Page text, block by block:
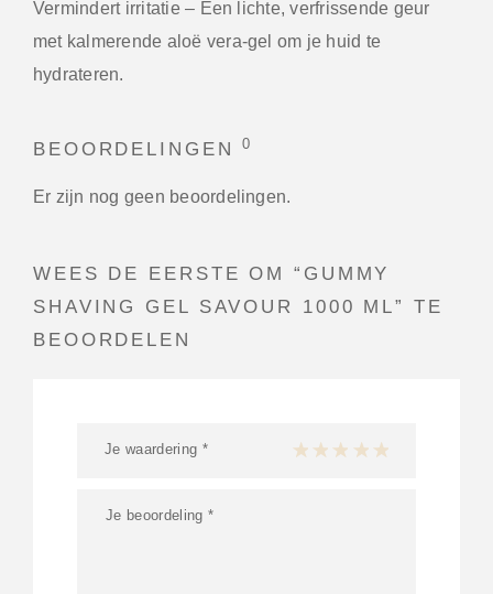
Vermindert irritatie – Een lichte, verfrissende geur
met kalmerende aloë vera-gel om je huid te
hydrateren.
BEOORDELINGEN0
Er zijn nog geen beoordelingen.
WEES DE EERSTE OM “GUMMY
SHAVING GEL SAVOUR 1000 ML” TE
BEOORDELEN
Je waardering * 1 van de 5 sterren
2 van de 5 sterren
3 van de 5 sterren
4 van de 5 sterren